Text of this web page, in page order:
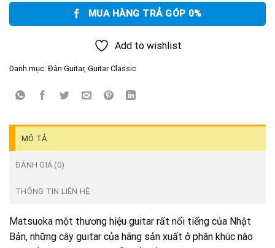
MUA HÀNG TRẢ GÓP 0%
Add to wishlist
Danh mục: Đàn Guitar, Guitar Classic
MÔ TẢ
ĐÁNH GIÁ (0)
THÔNG TIN LIÊN HỆ
Matsuoka một thương hiệu guitar rất nổi tiếng của Nhật
Bản, những cây guitar của hãng sản xuất ở phân khúc nào